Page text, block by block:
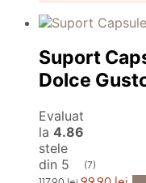
Suport
Dolce
Evaluat
la 4.86
stele
din 5
(7)
Prețul